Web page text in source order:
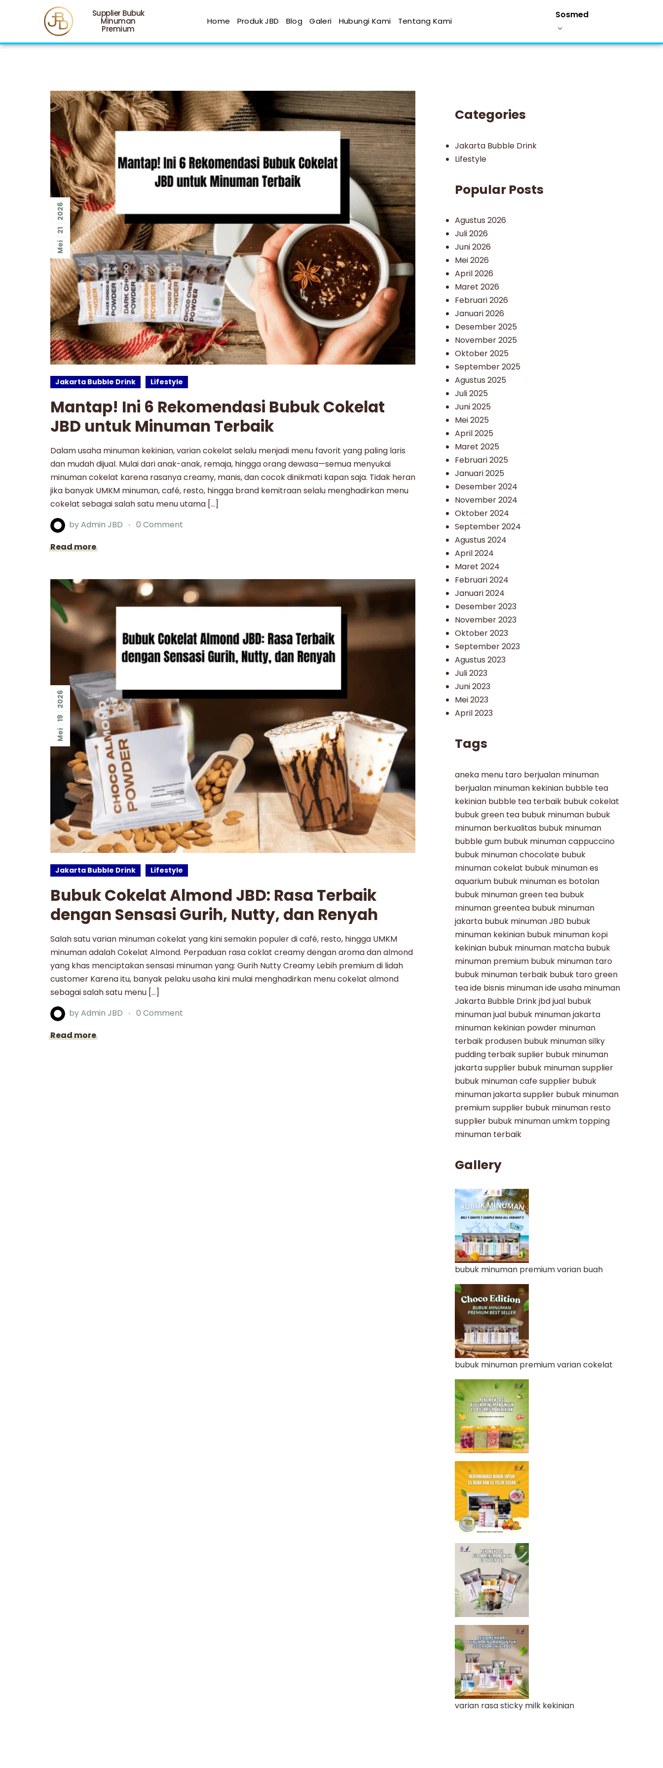
Supplier Bubuk
Minuman
Premium
Home Produk JBD Blog Galeri Hubungi Kami Tentang Kami
Sosmed
Mei
21
2026
Jakarta Bubble Drink Lifestyle
Mantap! Ini 6 Rekomendasi Bubuk Cokelat
JBD untuk Minuman Terbaik
Dalam usaha minuman kekinian, varian cokelat selalu menjadi menu favorit yang paling laris
dan mudah dijual. Mulai dari anak-anak, remaja, hingga orang dewasa—semua menyukai
minuman cokelat karena rasanya creamy, manis, dan cocok dinikmati kapan saja. Tidak heran
jika banyak UMKM minuman, café, resto, hingga brand kemitraan selalu menghadirkan menu
cokelat sebagai salah satu menu utama […]
byAdmin JBD
0 Comment
Read more
Mei
19
2026
Jakarta Bubble Drink Lifestyle
Bubuk Cokelat Almond JBD: Rasa Terbaik
dengan Sensasi Gurih, Nutty, dan Renyah
Salah satu varian minuman cokelat yang kini semakin populer di café, resto, hingga UMKM
minuman adalah Cokelat Almond. Perpaduan rasa coklat creamy dengan aroma dan almond
yang khas menciptakan sensasi minuman yang: Gurih Nutty Creamy Lebih premium di lidah
customer Karena itu, banyak pelaku usaha kini mulai menghadirkan menu cokelat almond
sebagai salah satu menu […]
byAdmin JBD
0 Comment
Read more
Categories
Jakarta Bubble Drink
Lifestyle
Popular Posts
Agustus 2026
Juli 2026
Juni 2026
Mei 2026
April 2026
Maret 2026
Februari 2026
Januari 2026
Desember 2025
November 2025
Oktober 2025
September 2025
Agustus 2025
Juli 2025
Juni 2025
Mei 2025
April 2025
Maret 2025
Februari 2025
Januari 2025
Desember 2024
November 2024
Oktober 2024
September 2024
Agustus 2024
April 2024
Maret 2024
Februari 2024
Januari 2024
Desember 2023
November 2023
Oktober 2023
September 2023
Agustus 2023
Juli 2023
Juni 2023
Mei 2023
April 2023
Tags
aneka menu taro berjualan minuman
berjualan minuman kekinian bubble tea
kekinian bubble tea terbaik bubuk cokelat
bubuk green tea bubuk minuman bubuk
minuman berkualitas bubuk minuman
bubble gum bubuk minuman cappuccino
bubuk minuman chocolate bubuk
minuman cokelat bubuk minuman es
aquarium bubuk minuman es botolan
bubuk minuman green tea bubuk
minuman greentea bubuk minuman
jakarta bubuk minuman JBD bubuk
minuman kekinian bubuk minuman kopi
kekinian bubuk minuman matcha bubuk
minuman premium bubuk minuman taro
bubuk minuman terbaik bubuk tarogreen
teaide bisnis minumanide usaha minuman
Jakarta Bubble Drinkjbdjual bubuk
minumanjual bubuk minuman jakarta
minuman kekinian powder minuman
terbaik produsen bubuk minumansilky
pudding terbaiksuplier bubuk minuman
jakartasupplier bubuk minumansupplier
bubuk minuman cafesupplier bubuk
minuman jakartasupplier bubuk minuman
premiumsupplier bubuk minuman resto
supplier bubuk minuman umkm topping
minuman terbaik
Gallery
bubuk minuman premium varian buah
bubuk minuman premium varian cokelat
varian rasa sticky milk kekinian